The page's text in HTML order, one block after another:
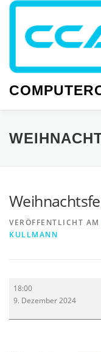
Zum
springen
NEWS PC-
VERÖFFENTLICHT AM
KULLMANN
Weihnachtsfeier
18:00
9. Dezember 2024